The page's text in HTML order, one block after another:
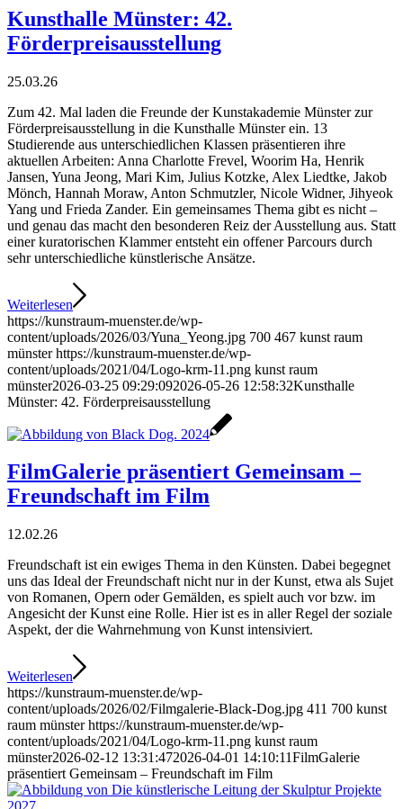
Kunsthalle Münster: 42.
Förderpreisausstellung
25.03.26
Zum 42. Mal laden die Freunde der Kunstakademie Münster zur
Förderpreisausstellung in die Kunsthalle Münster ein. 13
Studierende aus unterschiedlichen Klassen präsentieren ihre
aktuellen Arbeiten: Anna Charlotte Frevel, Woorim Ha, Henrik
Jansen, Yuna Jeong, Mari Kim, Julius Kotzke, Alex Liedtke, Jakob
Mönch, Hannah Moraw, Anton Schmutzler, Nicole Widner, Jihyeok
Yang und Frieda Zander. Ein gemeinsames Thema gibt es nicht –
und genau das macht den besonderen Reiz der Ausstellung aus. Statt
einer kuratorischen Klammer entsteht ein offener Parcours durch
sehr unterschiedliche künstlerische Ansätze.
Weiterlesen
https://kunstraum-muenster.de/wp-
content/uploads/2026/03/Yuna_Yeong.jpg 700 467 kunst raum
münster https://kunstraum-muenster.de/wp-
content/uploads/2021/04/Logo-krm-11.png kunst raum
münster2026-03-25 09:29:092026-05-26 12:58:32Kunsthalle
Münster: 42. Förderpreisausstellung
FilmGalerie präsentiert Gemeinsam –
Freundschaft im Film
12.02.26
Freundschaft ist ein ewiges Thema in den Künsten. Dabei begegnet
uns das Ideal der Freundschaft nicht nur in der Kunst, etwa als Sujet
von Romanen, Opern oder Gemälden, es spielt auch vor bzw. im
Angesicht der Kunst eine Rolle. Hier ist es in aller Regel der soziale
Aspekt, der die Wahrnehmung von Kunst intensiviert.
Weiterlesen
https://kunstraum-muenster.de/wp-
content/uploads/2026/02/Filmgalerie-Black-Dog.jpg 411 700 kunst
raum münster https://kunstraum-muenster.de/wp-
content/uploads/2021/04/Logo-krm-11.png kunst raum
münster2026-02-12 13:31:472026-04-01 14:10:11FilmGalerie
präsentiert Gemeinsam – Freundschaft im Film